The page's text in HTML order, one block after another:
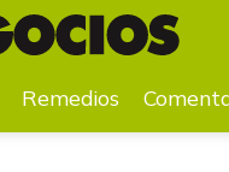
Agenda
Remedios